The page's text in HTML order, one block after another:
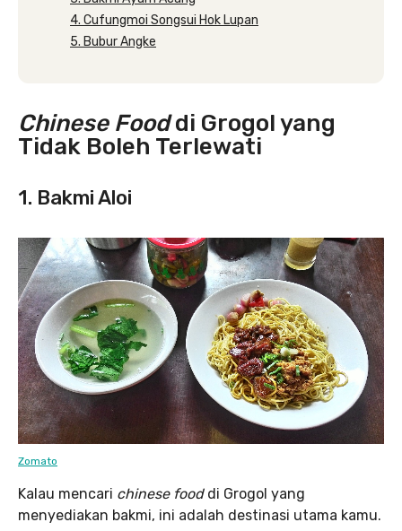
4. Cufungmoi Songsui Hok Lupan
5. Bubur Angke
Chinese Fooddi Grogol yang
Tidak Boleh Terlewati
1. Bakmi Aloi
Zomato
Kalau mencari chinese fooddi Grogol yang
menyediakan bakmi, ini adalah destinasi utama kamu.